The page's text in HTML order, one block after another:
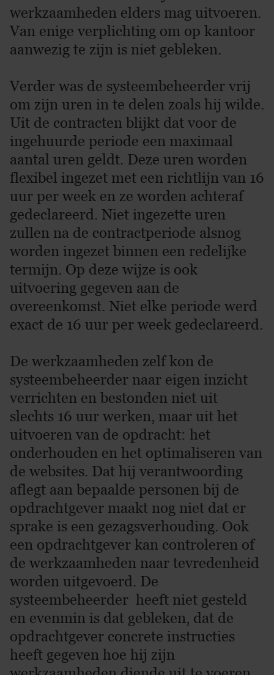
werkzaamheden elders mag uitvoeren.
Van enige verplichting om op kantoor
aanwezig te zijn is niet gebleken.
Verder was de systeembeheerder vrij
om zijn uren in te delen zoals hij wilde.
Uit de contracten blijkt dat voor de
ingehuurde periode een maximaal
aantal uren geldt. Deze uren worden
flexibel ingezet met een richtlijn van 16
uur per week en ze worden achteraf
gedeclareerd. Niet ingezette uren
zullen na de contractperiode alsnog
worden ingezet binnen een redelijke
termijn. Op deze wijze is ook
uitvoering gegeven aan de
overeenkomst. Niet elke periode werd
exact de 16 uur per week gedeclareerd.
De werkzaamheden zelf kon de
systeembeheerder naar eigen inzicht
verrichten en bestonden niet uit
slechts 16 uur werken, maar uit het
uitvoeren van de opdracht: het
onderhouden en het optimaliseren van
de websites. Dat hij verantwoording
aflegt aan bepaalde personen bij de
opdrachtgever maakt nog niet dat er
sprake is een gezagsverhouding. Ook
een opdrachtgever kan controleren of
de werkzaamheden naar tevredenheid
worden uitgevoerd. De
systeembeheerder heeft niet gesteld
en evenmin is dat gebleken, dat de
opdrachtgever concrete instructies
heeft gegeven hoe hij zijn